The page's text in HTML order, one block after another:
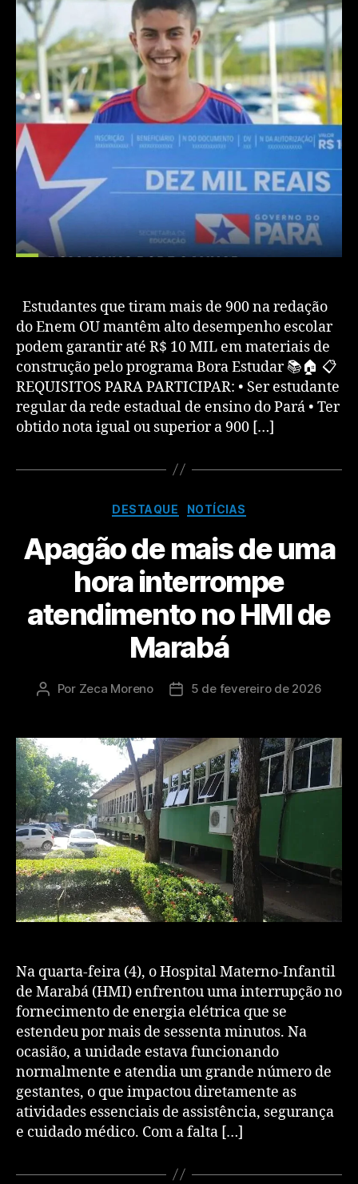
Estudantes que tiram mais de 900 na redação
do Enem OU mantêm alto desempenho escolar
podem garantir até R$ 10 MIL em materiais de
construção pelo programa Bora Estudar 📚🏠 📋
REQUISITOS PARA PARTICIPAR: • Ser estudante
regular da rede estadual de ensino do Pará • Ter
obtido nota igual ou superior a 900 […]
DESTAQUE NOTÍCIAS
Apagão de mais de uma
hora interrompe
atendimento no HMI de
Marabá
Por Zeca Moreno 5 de fevereiro de 2026
Na quarta-feira (4), o Hospital Materno-Infantil
de Marabá (HMI) enfrentou uma interrupção no
fornecimento de energia elétrica que se
estendeu por mais de sessenta minutos. Na
ocasião, a unidade estava funcionando
normalmente e atendia um grande número de
gestantes, o que impactou diretamente as
atividades essenciais de assistência, segurança
e cuidado médico. Com a falta […]